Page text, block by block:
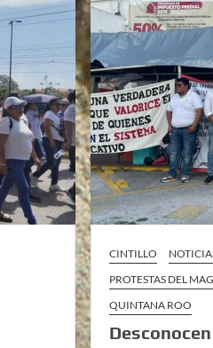
CINTILLO
PROTESTAS DEL
QUINTANA ROO